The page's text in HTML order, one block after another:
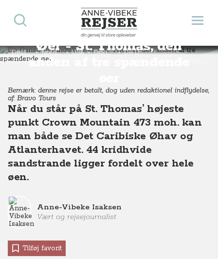
Anne-Vibeke Rejser
din genvej til store oplevelser
Åbn
Søg
De Dansk Vestindiske
Øer - St. Thomas, den
anden af tre spændende
Destinationer Nordamerika USA Dansk Vestindien De Dansk Vestindiske Øer - St. Thomas, den anden af tre spændende øer
Bemærk: denne rejse er betalt, dog uden redaktionel indflydelse,
af: Bravo Tours
Når du står på St. Thomas’ højeste
punkt Crown Mountain 473 moh. kan
man både se Det Caribiske Øhav og
Atlanterhavet. 44 kridhvide
sandstrande ligger fordelt over hele
øen.
Anne-Vibeke Isaksen
Vært og rejsejournalist
Tilføj favorit